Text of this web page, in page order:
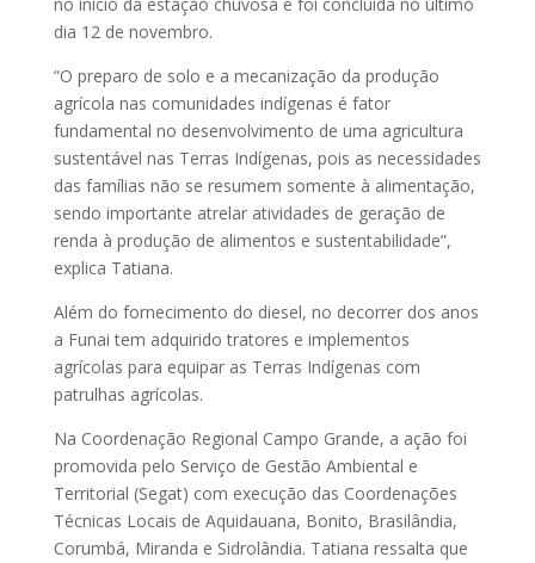
dia 12 de novembro.
“O preparo de solo e a mecanização da produção
agrícola nas comunidades indígenas é fator
fundamental no desenvolvimento de uma agricultura
sustentável nas Terras Indígenas, pois as necessidades
das famílias não se resumem somente à alimentação,
sendo importante atrelar atividades de geração de
renda à produção de alimentos e sustentabilidade”,
explica Tatiana.
Além do fornecimento do diesel, no decorrer dos anos
a Funai tem adquirido tratores e implementos
agrícolas para equipar as Terras Indígenas com
patrulhas agrícolas.
Na Coordenação Regional Campo Grande, a ação foi
promovida pelo Serviço de Gestão Ambiental e
Territorial (Segat) com execução das Coordenações
Técnicas Locais de Aquidauana, Bonito, Brasilândia,
Corumbá, Miranda e Sidrolândia. Tatiana ressalta que